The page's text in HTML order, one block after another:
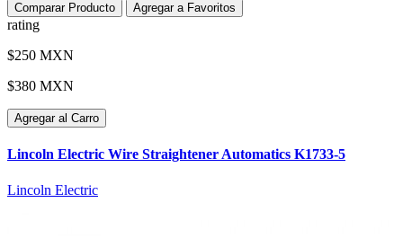
Comparar Producto Agregar a Favoritos
rating
$250 MXN
$380 MXN
Agregar al Carro
Lincoln Electric Wire Straightener Automatics K1733-5
Lincoln Electric